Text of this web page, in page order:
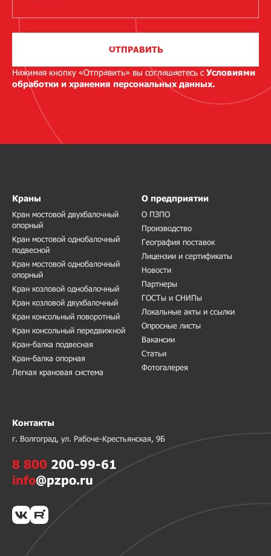
ОТПРАВИТЬ
Нажимая кнопку «Отправить» вы соглашаетесь сУсловиями
обработки и хранения персональных данных.
Краны
Кран мостовой двухбалочный
опорный
Кран мостовой однобалочный
подвесной
Кран мостовой однобалочный
опорный
Кран козловой однобалочный
Кран козловой двухбалочный
Кран консольный поворотный
Кран консольный передвижной
Кран-балка подвесная
Кран-балка опорная
Легкая крановая система
О предприятии
О ПЗПО
Производство
География поставок
Лицензии и сертификаты
Новости
Партнеры
ГОСТы и СНИПы
Локальные акты и ссылки
Опросные листы
Вакансии
Статьи
Фотогалерея
Контакты
г. Волгоград, ул. Рабоче-Крестьянская, 9Б
8 800 200-99-61
info@pzpo.ru